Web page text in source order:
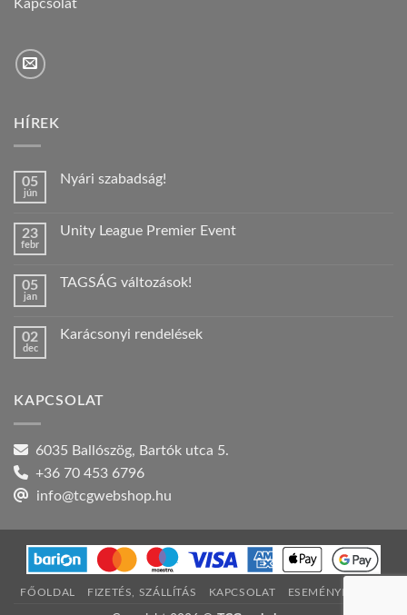
Kapcsolat
HÍREK
05
jún
Nyári szabadság!
Nyári
23
febr
Unity League Premier Event
Unity
bejegyzéshez
05
jan
TAGSÁG változások!
TAGSÁG
02
dec
Karácsonyi rendelések
rendelések
KAPCSOLAT
6035 Ballószög, Bartók utca 5.
+36 70 453 6796
info@tcgwebshop.hu
FŐOLDAL FIZETÉS, SZÁLLÍTÁS KAPCSOLAT ESEMÉNYNAPTÁR